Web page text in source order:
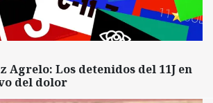
Agrelo: Los detenidos del 11J en
del dolor